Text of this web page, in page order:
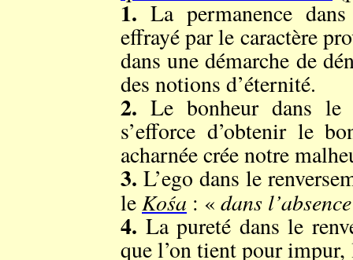
1. La permanence
effrayé par le caractère
dans une démarche de
des notions d’éternité.
2. Le bonheur dans le
s’efforce d’obtenir le
acharnée crée notre
3. L’ego dans le
leKośa : « dans
4. La pureté dans le
que l’on tient pour